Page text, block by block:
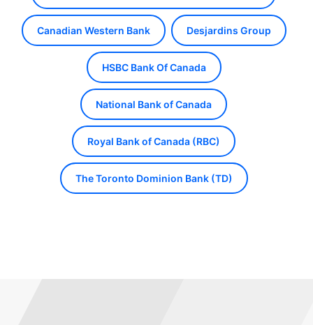
Canadian Western Bank Desjardins Group
HSBC Bank Of Canada
National Bank of Canada
Royal Bank of Canada (RBC)
The Toronto Dominion Bank (TD)